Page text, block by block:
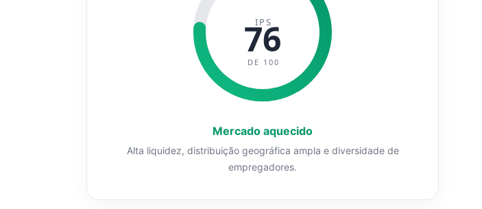
IPS
76
DE 100
Mercado aquecido
Alta liquidez, distribuição geográfica ampla e diversidade de
empregadores.